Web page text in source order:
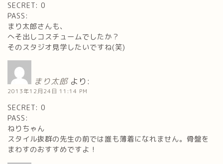
SECRET: 0
PASS:
まり太郎さんも、
へそ出しコスチュームでしたか？
そのスタジオ見学したいですね(笑)
まり太郎 より:
2013年12月24日 11:14 PM
SECRET: 0
PASS:
ねりちゃん
スタイル抜群の先生の前では誰も薄着になれません。骨盤を
まわすのおすすめですよ！